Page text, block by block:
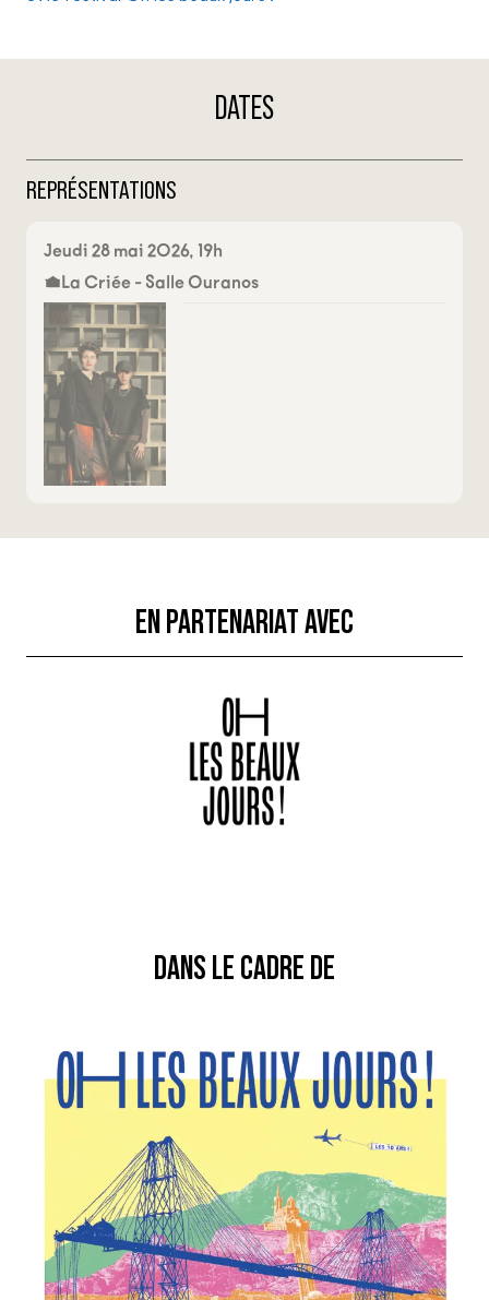
DATES
REPRÉSENTATIONS
Jeudi 28 mai 2026, 19h
La Criée - Salle Ouranos
EN PARTENARIAT AVEC
DANS LE CADRE DE